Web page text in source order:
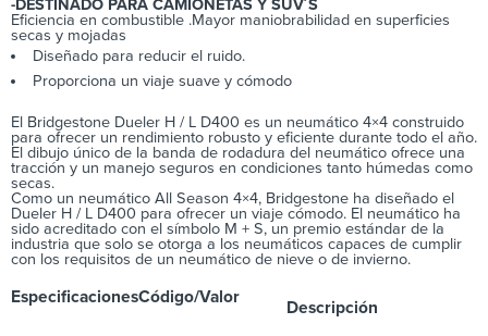
-DESTINADO PARA CAMIONETAS Y SUV´S
Eficiencia en combustible .Mayor maniobrabilidad en superficies
secas y mojadas
Diseñado para reducir el ruido.
Proporciona un viaje suave y cómodo
El Bridgestone Dueler H / L D400 es un neumático 4×4 construido
para ofrecer un rendimiento robusto y eficiente durante todo el año.
El dibujo único de la banda de rodadura del neumático ofrece una
tracción y un manejo seguros en condiciones tanto húmedas como
secas.
Como un neumático All Season 4×4, Bridgestone ha diseñado el
Dueler H / L D400 para ofrecer un viaje cómodo. El neumático ha
sido acreditado con el símbolo M + S, un premio estándar de la
industria que solo se otorga a los neumáticos capaces de cumplir
con los requisitos de un neumático de nieve o de invierno.
EspecificacionesCódigo/Valor
Descripción